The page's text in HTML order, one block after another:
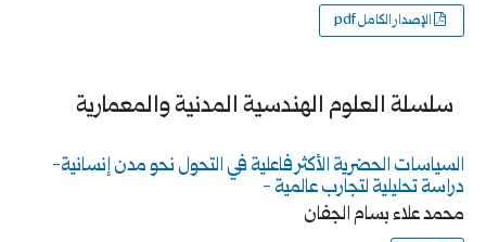
الإصدار الكامل pdf
سلسلة العلوم الهندسية المدنية والمعمارية
السياسات الحضرية الأكثر فاعلية في التحول نحو مدن إنسانية-
دراسة تحليلية لتجارب عالمية -
محمد علاء بسام الجفان